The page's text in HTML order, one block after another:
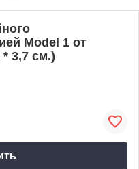
Model 1 от
* 3,7 см.)